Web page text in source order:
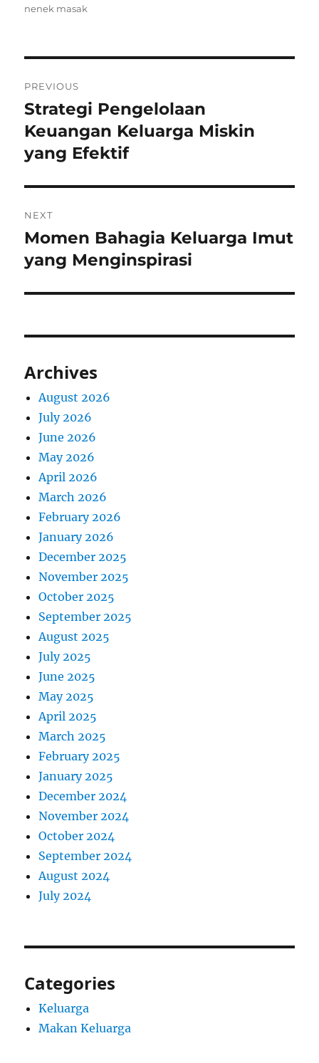
nenek masak
navigation
PREVIOUS
Previous
post:
Strategi Pengelolaan
Keuangan Keluarga Miskin
yang Efektif
NEXT
Next
post:
Momen Bahagia Keluarga Imut
yang Menginspirasi
Archives
August 2026
July 2026
June 2026
May 2026
April 2026
March 2026
February 2026
January 2026
December 2025
November 2025
October 2025
September 2025
August 2025
July 2025
June 2025
May 2025
April 2025
March 2025
February 2025
January 2025
December 2024
November 2024
October 2024
September 2024
August 2024
July 2024
Categories
Keluarga
Makan Keluarga